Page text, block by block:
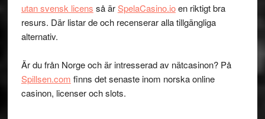
utan svensk licens så ärSpelaCasino.ioen riktigt bra
resurs. Där listar de och recenserar alla tillgängliga
alternativ.
Är du från Norge och är intresserad av nätcasinon? På
Spillsen.com finns det senaste inom norska online
casinon, licenser och slots.